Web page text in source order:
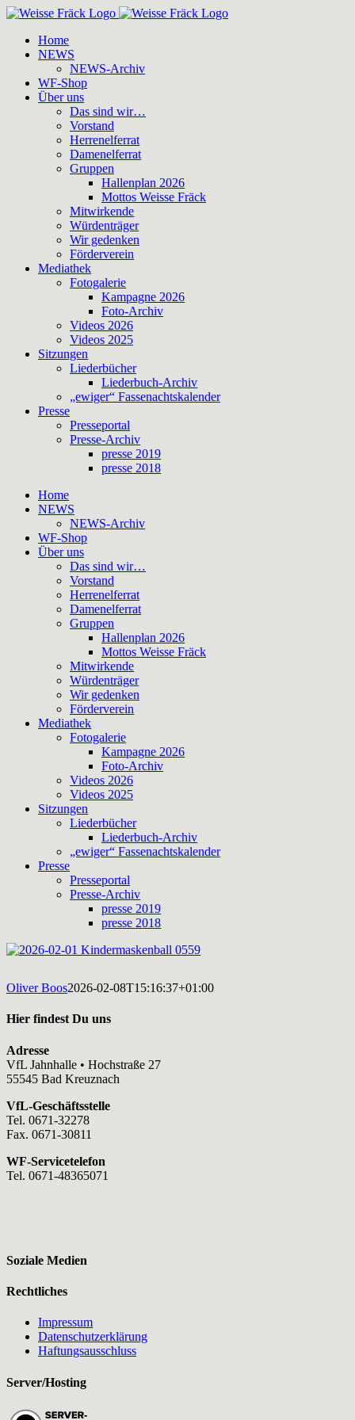
Zum
springenHome
NEWS
NEWS-Archiv
WF-Shop
Über uns
Das sind wir…
Vorstand
Herrenelferrat
Damenelferrat
Gruppen
Hallenplan 2026
Mottos Weisse Fräck
Mitwirkende
Würdenträger
Wir gedenken
Förderverein
Mediathek
Fotogalerie
Kampagne 2026
Foto-Archiv
Videos 2026
Videos 2025
Sitzungen
Liederbücher
Liederbuch-Archiv
„ewiger“ Fassenachtskalender
Presse
Presseportal
Presse-Archiv
presse 2019
presse 2018
Home
NEWS
NEWS-Archiv
WF-Shop
Über uns
Das sind wir…
Vorstand
Herrenelferrat
Damenelferrat
Gruppen
Hallenplan 2026
Mottos Weisse Fräck
Mitwirkende
Würdenträger
Wir gedenken
Förderverein
Mediathek
Fotogalerie
Kampagne 2026
Foto-Archiv
Videos 2026
Videos 2025
Sitzungen
Liederbücher
Liederbuch-Archiv
„ewiger“ Fassenachtskalender
Presse
Presseportal
Presse-Archiv
presse 2019
presse 2018
Oliver Boos2026-02-08T15:16:37+01:00
Hier findest Du uns
Adresse
VfL Jahnhalle • Hochstraße 27
55545 Bad Kreuznach
VfL-Geschäftsstelle
Tel. 0671-32278
Fax. 0671-30811
WF-Servicetelefon
Tel. 0671-48365071
Soziale Medien
Rechtliches
Impressum
Datenschutzerklärung
Haftungsausschluss
Server/Hosting